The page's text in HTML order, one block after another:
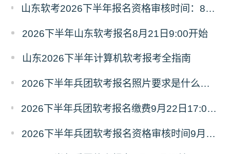
山东软考2026下半年报名资格审核时间：8月21日9:00—9月4日16:00
2026下半年山东软考报名8月21日9:00开始
山东2026下半年计算机软考报考全指南
2026下半年兵团软考报名照片要求是什么？附照片处理流程
2026下半年兵团软考报名缴费9月22日17:00截止，客观题每科48元、主观题每科58元
2026下半年兵团软考报名资格审核时间9月18日20:00截止